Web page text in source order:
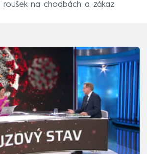
roušek na chodbách a zákaz